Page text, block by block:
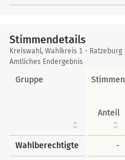
Stimmendetails
Stimmendetails
Kreiswahl, Wahlkreis 1 - Ratzeburg
Amtliches Endergebnis
Gruppe Stimmen
Anteil
Wahlberechtigte -